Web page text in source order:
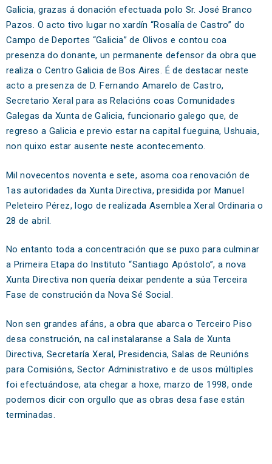
Galicia, grazas á donación efectuada polo Sr. José Branco
Pazos. O acto tivo lugar no xardín “Rosalía de Castro” do
Campo de Deportes “Galicia” de Olivos e contou coa
presenza do donante, un permanente defensor da obra que
realiza o Centro Galicia de Bos Aires. É de destacar neste
acto a presenza de D. Fernando Amarelo de Castro,
Secretario Xeral para as Relacións coas Comunidades
Galegas da Xunta de Galicia, funcionario galego que, de
regreso a Galicia e previo estar na capital fueguina, Ushuaia,
non quixo estar ausente neste acontecemento.
Mil novecentos noventa e sete, asoma coa renovación de
1as autoridades da Xunta Directiva, presidida por Manuel
Peleteiro Pérez, logo de realizada Asemblea Xeral Ordinaria o
28 de abril.
No entanto toda a concentración que se puxo para culminar
a Primeira Etapa do Instituto “Santiago Apóstolo”, a nova
Xunta Directiva non quería deixar pendente a súa Terceira
Fase de construción da Nova Sé Social.
Non sen grandes afáns, a obra que abarca o Terceiro Piso
desa construción, na cal instalaranse a Sala de Xunta
Directiva, Secretaría Xeral, Presidencia, Salas de Reunións
para Comisións, Sector Administrativo e de usos múltiples
foi efectuándose, ata chegar a hoxe, marzo de 1998, onde
podemos dicir con orgullo que as obras desa fase están
terminadas.